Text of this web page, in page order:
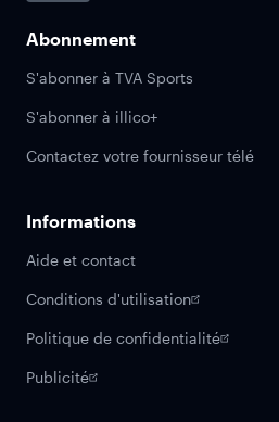
Abonnement
S'abonner à TVA Sports
S'abonner à illico+
Contactez votre fournisseur télé
Informations
Aide et contact
Conditions d'utilisation
Politique de confidentialité
Publicité